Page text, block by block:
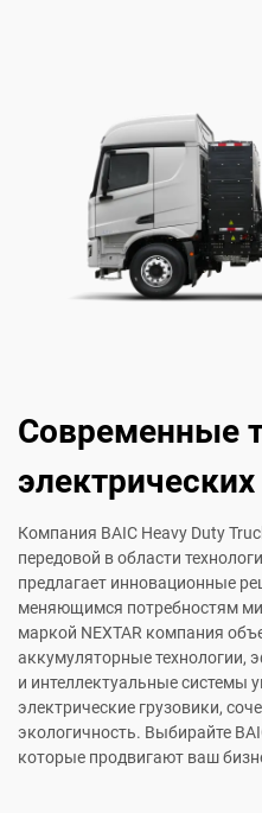
Современные
Компания BAIC Heavy Duty
передовой в области
предлагает инновационные
меняющимся потребностям
маркой NEXTAR компания
аккумуляторные технологии,
и интеллектуальные системы
электрические грузовики,
экологичность. Выбирайте
которые продвигают ваш